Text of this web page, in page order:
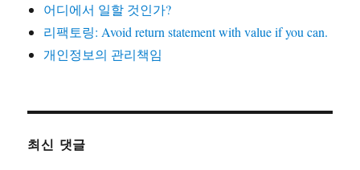
어디에서 일할 것인가?
리팩토링: Avoid return statement with value if you can.
개인정보의 관리책임
최신 댓글